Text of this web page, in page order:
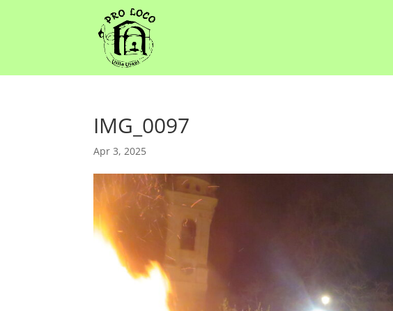
IMG_0097
Apr 3, 2025